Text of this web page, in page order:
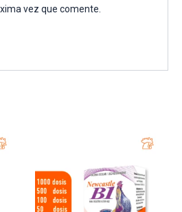
vez que comente.